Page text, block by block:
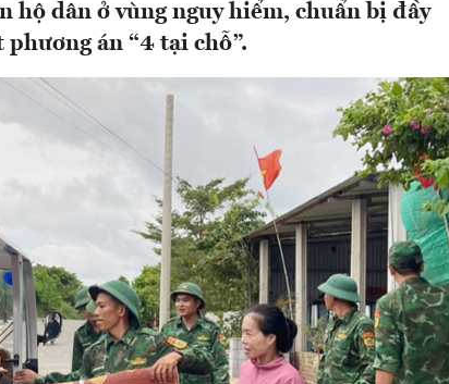
hộ dân ở vùng nguy hiểm, chuẩn bị đầy
án “4 tại chỗ”.